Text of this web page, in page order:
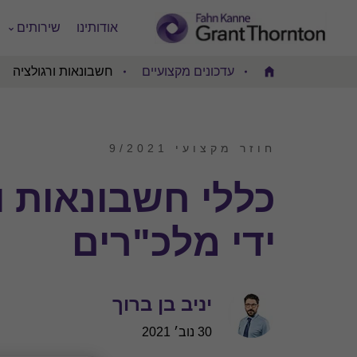
אודותינו שירותים
Home
עדכונים מקצועיים חשבונאות ורגולציה
חוזר מקצועי 9/2021
כללי חשבונאות
ידי מלכ"רים
יניב בן ברוך
30 נוב׳ 2021